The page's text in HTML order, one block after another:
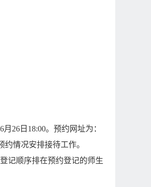
26日18:00。预约网址为：
约情况安排接待工作。
记顺序排在预约登记的师生